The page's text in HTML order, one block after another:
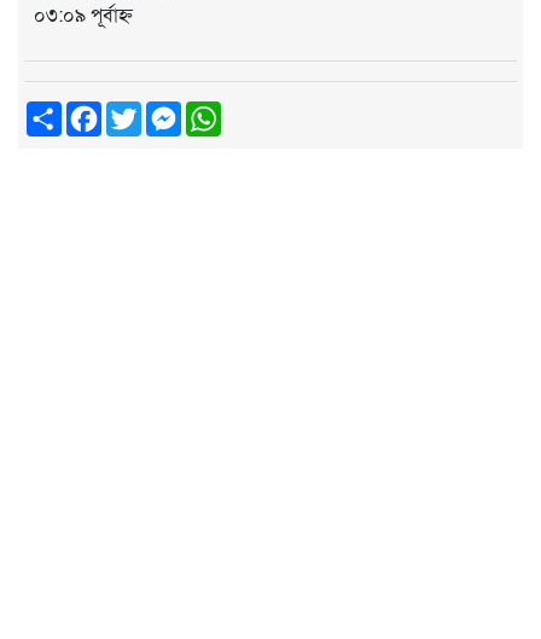
০৩:০৯ পূর্বাহ্ন
ShareFacebook
TwitterMessenger